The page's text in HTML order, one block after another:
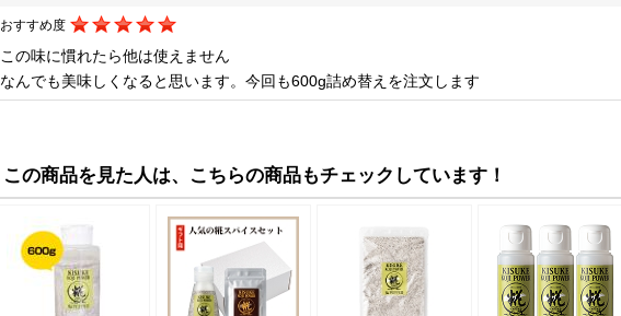
おすすめ度
この味に慣れたら他は使えません
なんでも美味しくなると思います。今回も600g詰め替えを注文します
この商品を見た人は、こちらの商品もチェックしています！